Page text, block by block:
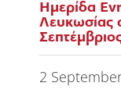
Ημερίδα
Λευκωσίας
2